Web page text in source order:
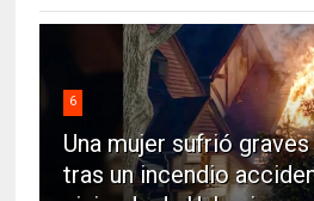
6
Una mujer sufrió
tras un incendio